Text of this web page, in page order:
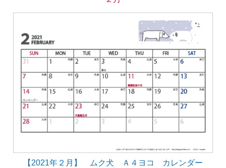
【2021年２月】 ムク犬 Ａ４ヨコ カレンダー